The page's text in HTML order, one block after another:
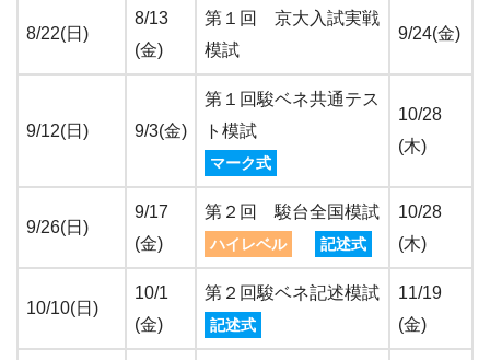
8/22(日)
8/13
(金)
第１回 京大入試実戦
模試
9/24(金)
9/12(日) 9/3(金)
第１回駿ベネ共通テス
ト模試
マーク式
10/28
(木)
9/26(日)
9/17
(金)
第２回 駿台全国模試
ハイレベル 記述式
10/28
(木)
10/10(日)
10/1
(金)
第２回駿ベネ記述模試
記述式
11/19
(金)